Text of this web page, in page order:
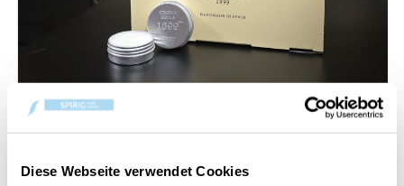
Diese Webseite verwendet Cookies
Contient les 6 fragrances de Cerería Mollá 1899